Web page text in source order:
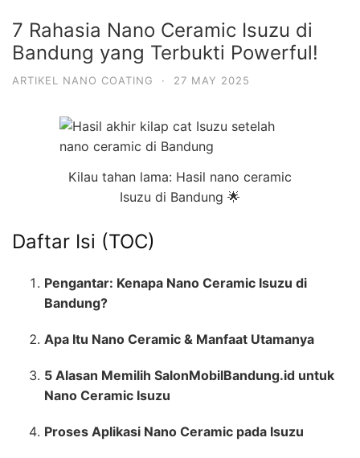
7 Rahasia Nano Ceramic Isuzu di
Bandung yang Terbukti Powerful!
ARTIKEL NANO COATING · 27 MAY 2025
Kilau tahan lama: Hasil nano ceramic
Isuzu di Bandung 🌟
Daftar Isi (TOC)
Pengantar: Kenapa Nano Ceramic Isuzu di
Bandung?
Apa Itu Nano Ceramic & Manfaat Utamanya
5 Alasan Memilih SalonMobilBandung.id untuk
Nano Ceramic Isuzu
Proses Aplikasi Nano Ceramic pada Isuzu